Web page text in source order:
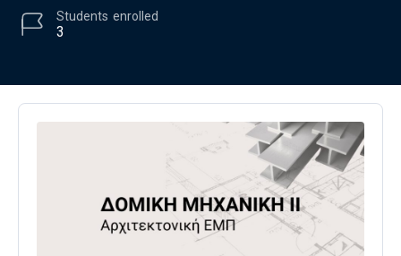
3
Students enrolled